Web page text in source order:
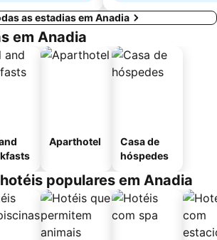
as estadias em Anadia
em Anadia
Aparthotel
Casa de
hóspedes
populares em Anadia